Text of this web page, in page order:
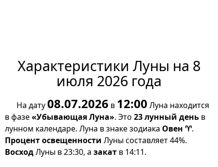
Характеристики Луны на 8
июля 2026 года
На дату08.07.2026 в 12:00 Луна находится
в фазе«Убывающая Луна». Это 23 лунный день в
лунном календаре. Луна в знаке зодиака Овен ♈.
Процент освещенности Луны составляет 44%.
ВосходЛуны в 23:30, а закат в 14:11.